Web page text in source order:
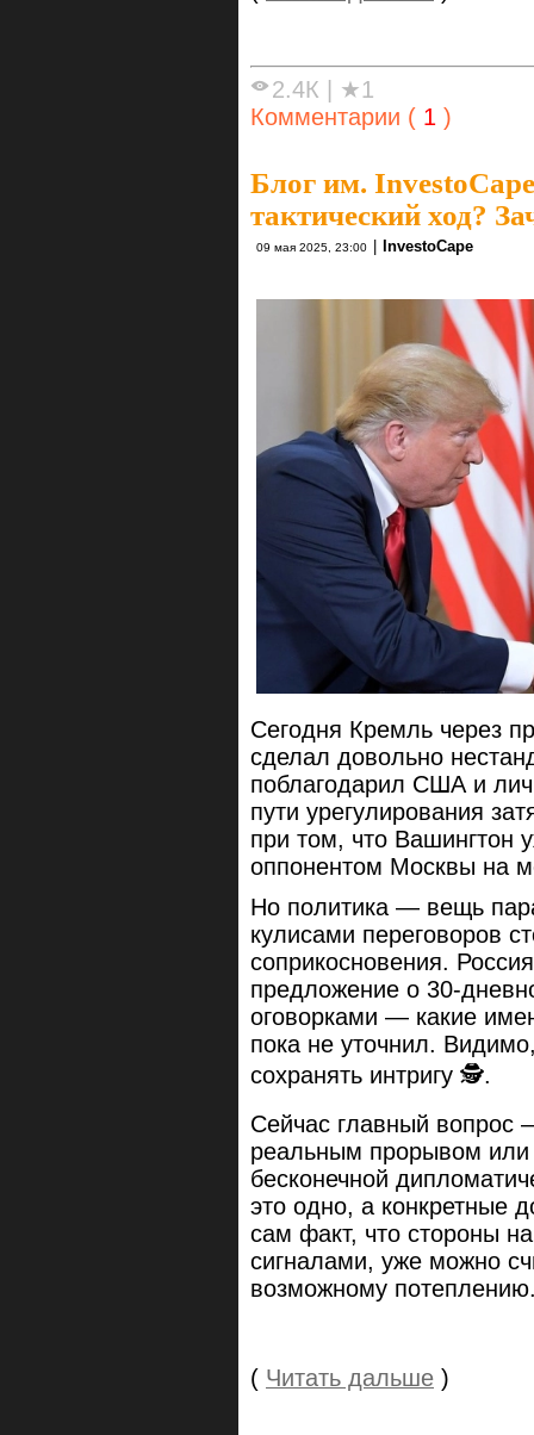
2.4К
★1
Комментарии ( 1 )
Блог им. InvestoCape
тактический ход?
09 мая 2025, 23:00 InvestoCape
Сегодня Кремль через
сделал довольно
поблагодарил США и
пути урегулирования
при том, что Вашингтон
оппонентом Москвы на
Но политика — вещь
кулисами переговоров
соприкосновения.
предложение о 30-
оговорками — какие
пока не уточнил.
сохранять интригу 🕵️.
Сейчас главный вопрос
реальным прорывом или
бесконечной
это одно, а конкретные
сам факт, что стороны
сигналами, уже можно
возможному
( Читать дальше )